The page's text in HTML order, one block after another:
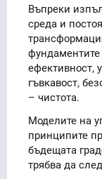
Въпреки
среда и
ефективност,
гъвкавост,
– чистота.
Моделите на
принципите
бъдещата
трябва да